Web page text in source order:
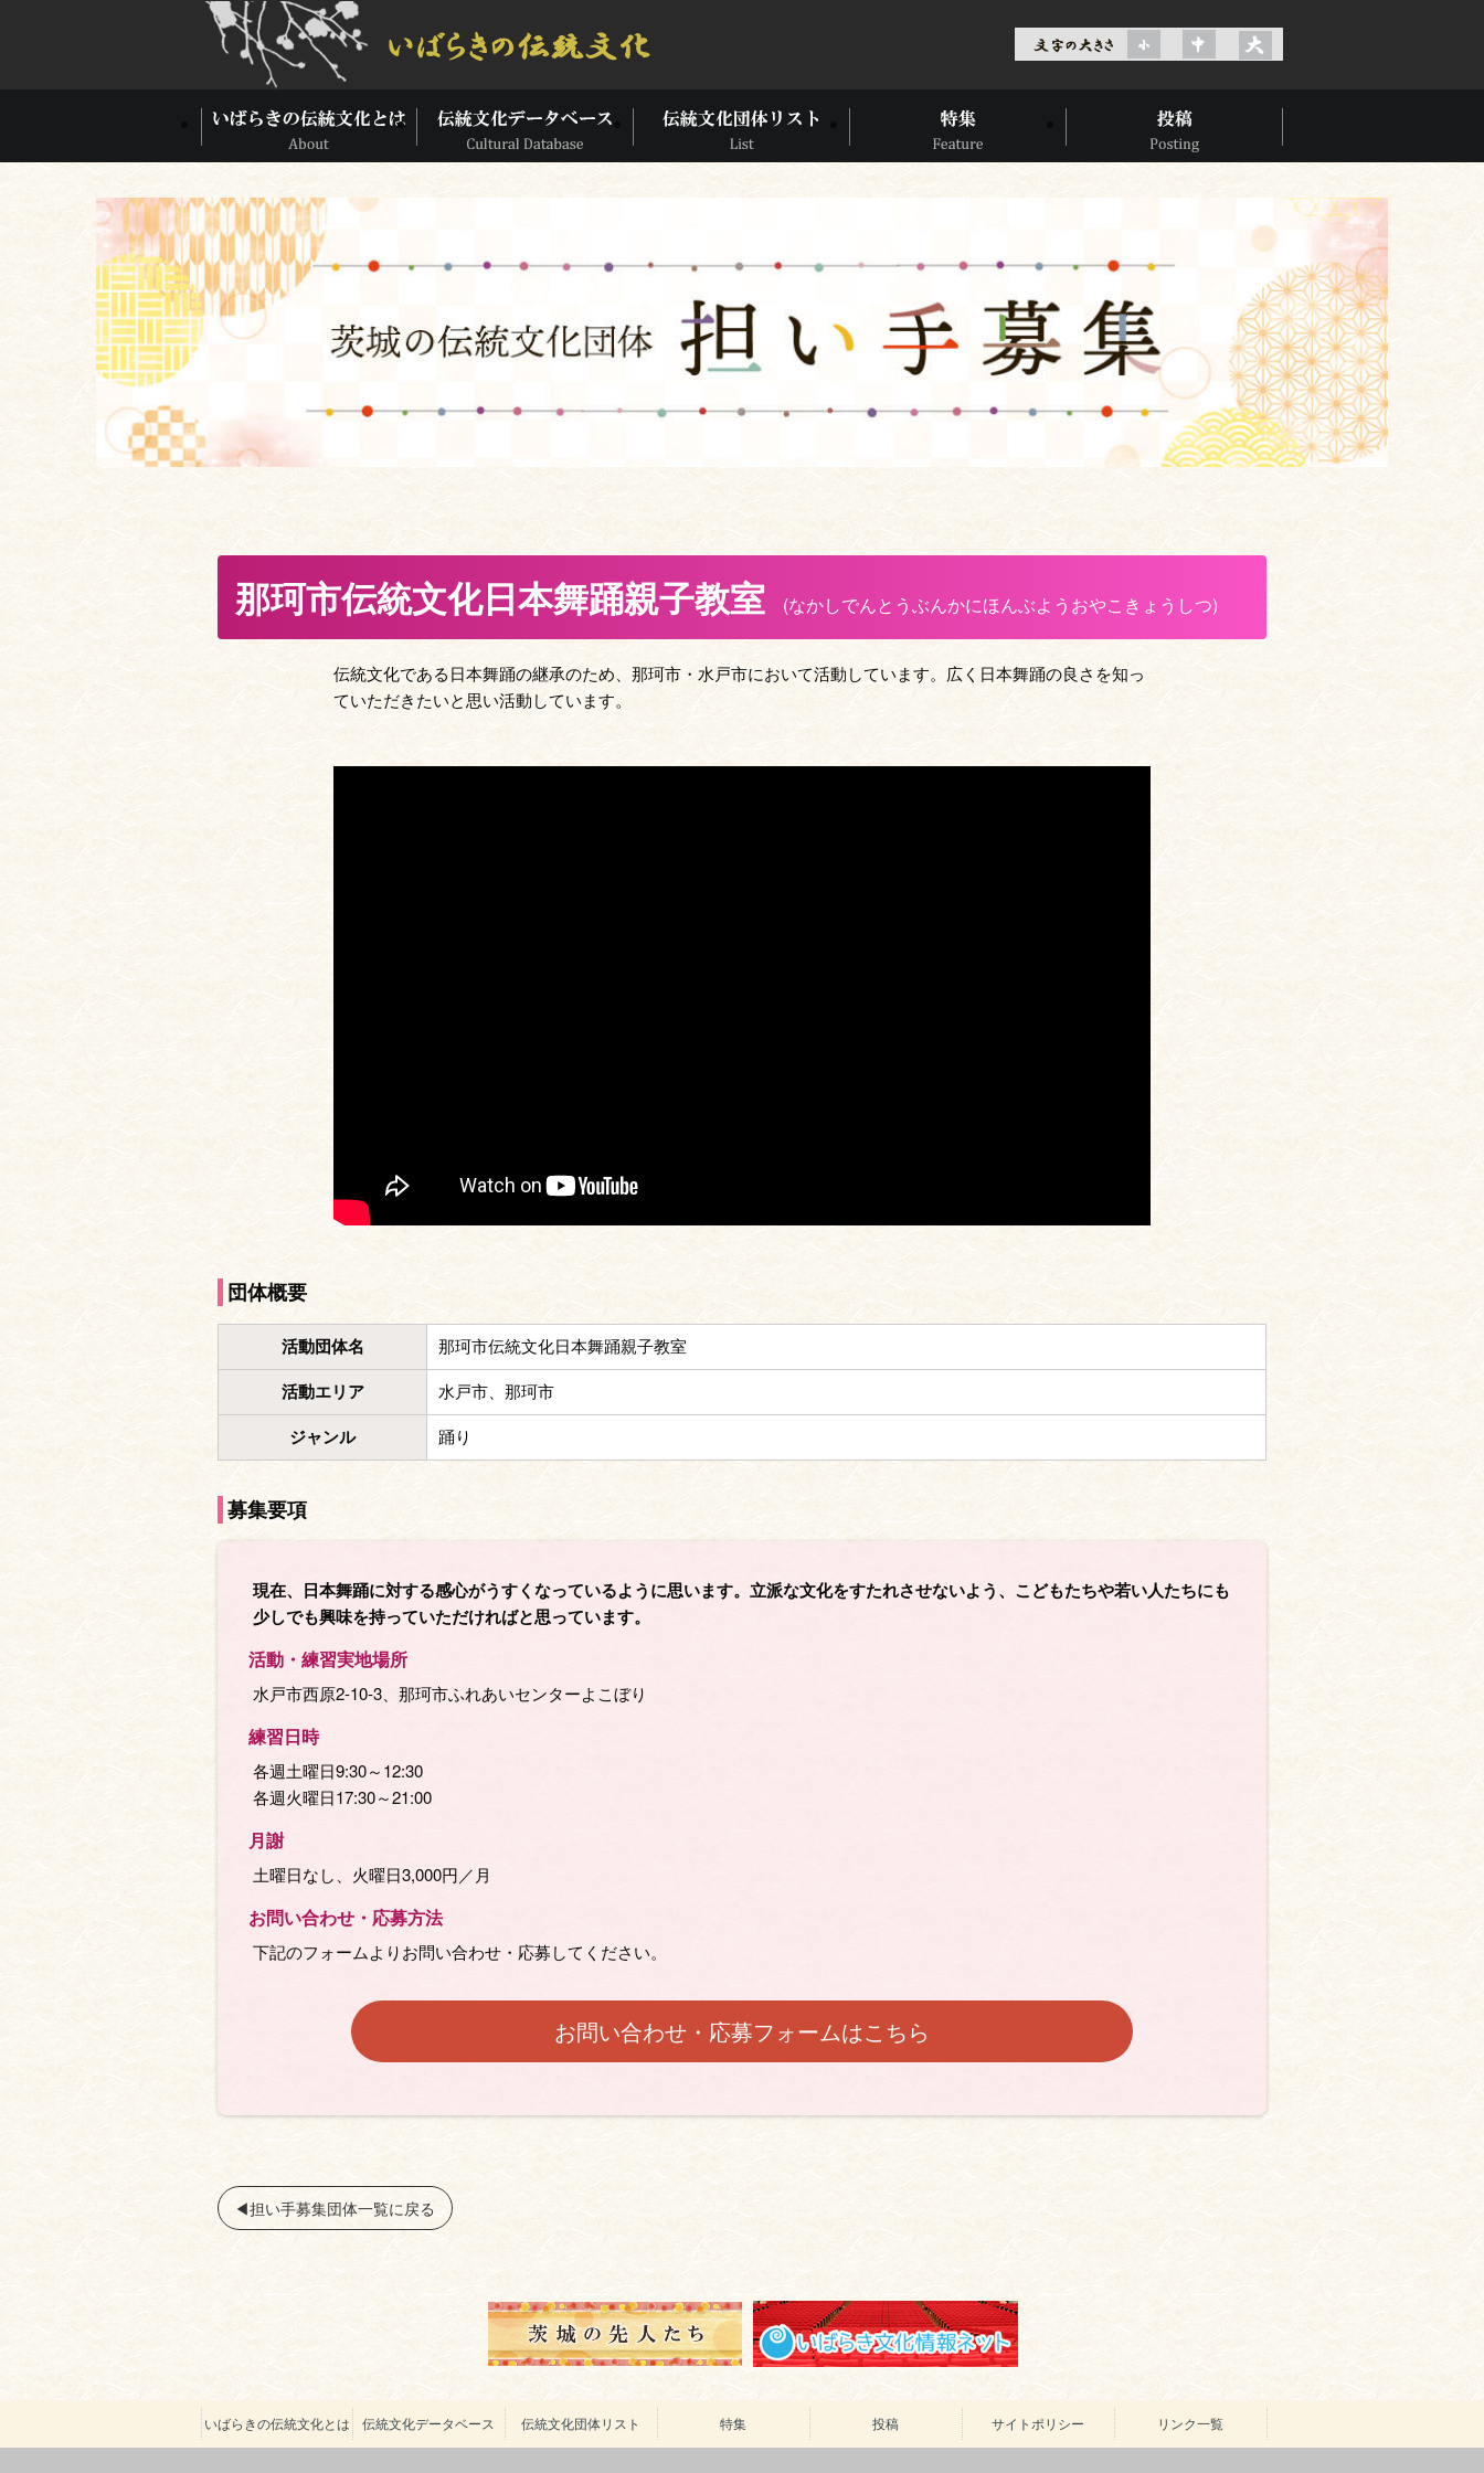
那珂市伝統文化日本舞踊親子教室 (なかしでんとうぶんかにほんぶようおやこきょうしつ)
伝統文化である日本舞踊の継承のため、那珂市・水戸市において活動しています。広く日本舞踊の良さを知っ
ていただきたいと思い活動しています。
団体概要
活動団体名 那珂市伝統文化日本舞踊親子教室
活動エリア 水戸市、那珂市
ジャンル 踊り
募集要項
現在、日本舞踊に対する感心がうすくなっているように思います。立派な文化をすたれさせないよう、こどもたちや若い人たちにも
少しでも興味を持っていただければと思っています。
活動・練習実地場所
水戸市西原2-10-3、那珂市ふれあいセンターよこぼり
練習日時
各週土曜日9:30～12:30
各週火曜日17:30～21:00
月謝
土曜日なし、火曜日3,000円／月
お問い合わせ・応募⽅法
下記のフォームよりお問い合わせ・応募してください。
お問い合わせ・応募フォームはこちら
◀︎担い手募集団体一覧に戻る
いばらきの伝統文化とは 伝統文化データベース 伝統文化団体リスト 特集 投稿 サイトポリシー リンク一覧